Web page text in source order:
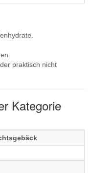
praktisch nicht
Kategorie